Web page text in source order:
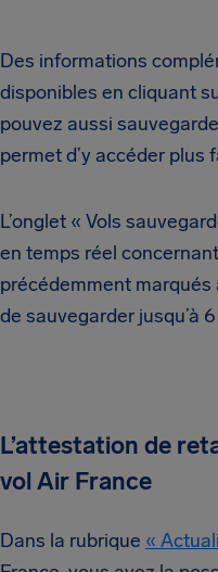
Des informations
disponibles en cliquant
pouvez aussi
permet d’y accéder plus
L’onglet « Vols
en temps réel
précédemment
de sauvegarder jusqu’à
L’attestation de
vol Air France
Dans la rubrique «